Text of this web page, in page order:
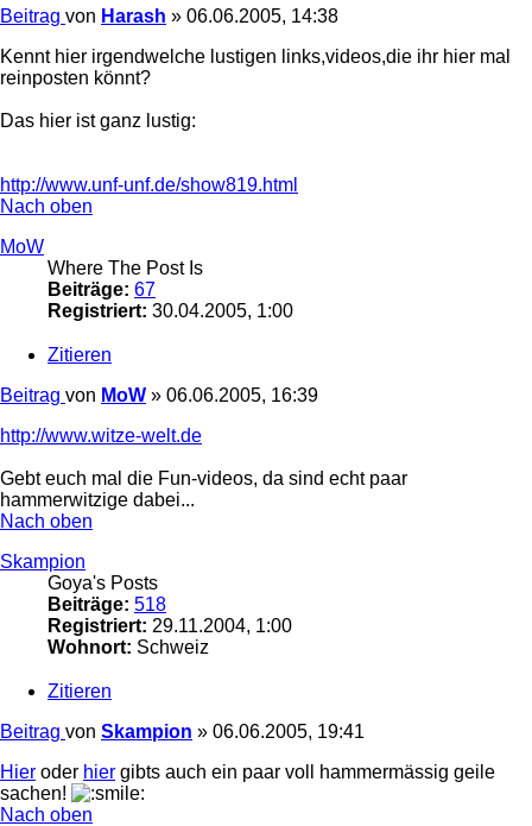
Beitrag von Harash » 06.06.2005, 14:38
Kennt hier irgendwelche lustigen links,videos,die ihr hier mal
reinposten könnt?
Das hier ist ganz lustig:
http://www.unf-unf.de/show819.html
Nach oben
MoW
Where The Post Is
Beiträge: 67
Registriert: 30.04.2005, 1:00
Zitieren
Beitrag von MoW » 06.06.2005, 16:39
http://www.witze-welt.de
Gebt euch mal die Fun-videos, da sind echt paar
hammerwitzige dabei...
Nach oben
Skampion
Goya's Posts
Beiträge: 518
Registriert: 29.11.2004, 1:00
Wohnort: Schweiz
Zitieren
Beitrag von Skampion » 06.06.2005, 19:41
Hier oder hier gibts auch ein paar voll hammermässig geile
sachen!
Nach oben